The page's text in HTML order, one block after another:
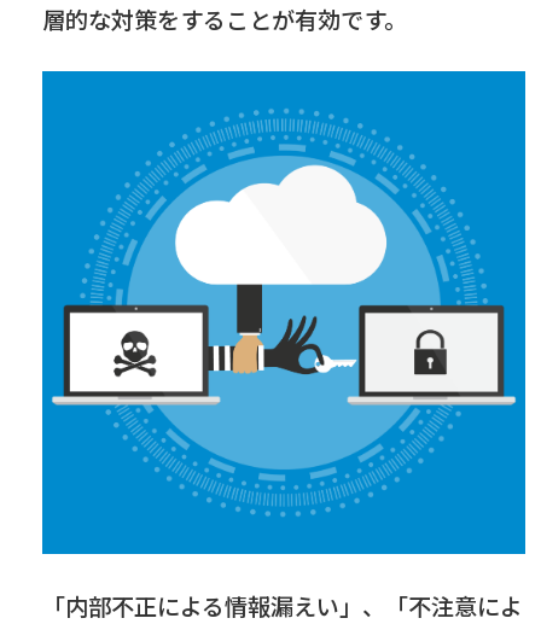
層的な対策をすることが有効です。
「内部不正による情報漏えい」、「不注意によ